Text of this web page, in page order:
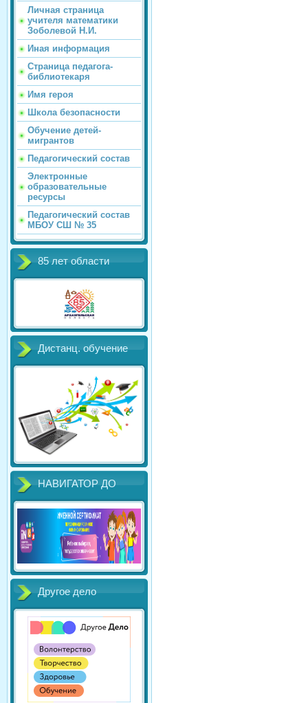
Личная страница
учителя математики
Зоболевой Н.И.
Иная информация
Страница педагога-
библиотекаря
Имя героя
Школа безопасности
Обучение детей-
мигрантов
Педагогический состав
Электронные
образовательные
ресурсы
Педагогический состав
МБОУ СШ № 35
85 лет области
Дистанц. обучение
НАВИГАТОР ДО
Другое дело